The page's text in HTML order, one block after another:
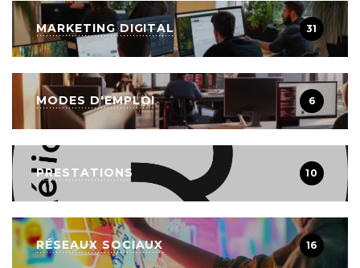
MARKETING DIGITAL 31
MODES D'EMPLOI 6
PRESTATIONS 10
RÉSEAUX SOCIAUX 16